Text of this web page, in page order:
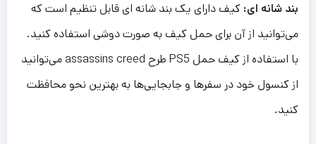
بند شانه ای: کیف دارای یک بند شانه ای قابل تنظیم است که
می‌توانید از آن برای حمل کیف به صورت دوشی استفاده کنید.
با استفاده از کیف حمل PS5 طرح assassins creed می‌توانید
از کنسول خود در سفرها و جابجایی‌ها به بهترین نحو محافظت
کنید.